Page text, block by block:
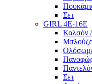
Σετ
GIRL 4Ε-16Ε
Καλσόν
Σετ